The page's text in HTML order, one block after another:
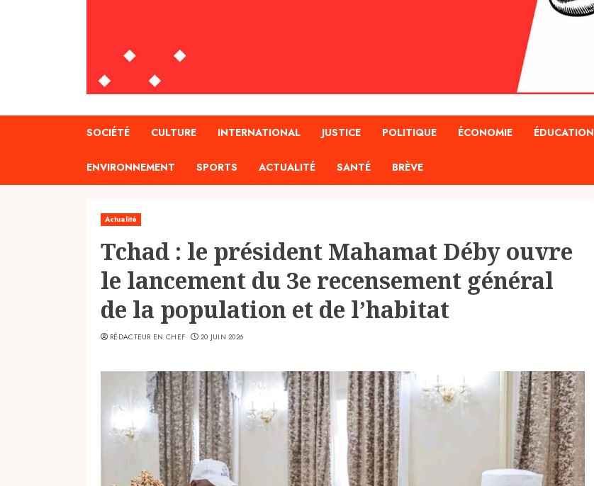
SOCIÉTÉ CULTURE INTERNATIONAL JUSTICE POLITIQUE ÉCONOMIE ÉDUCATION
ENVIRONNEMENT SPORTS ACTUALITÉ SANTÉ BRÈVE
Actualité
Tchad : le président Mahamat Déby ouvre
le lancement du 3e recensement général
de la population et de l’habitat
RÉDACTEUR EN CHEF 20 JUIN 2026